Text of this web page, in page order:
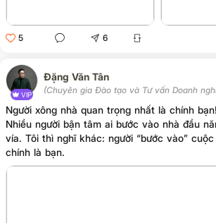
5 6
VIP
Đặng Văn Tân
(Chuyên gia Đào tạo và Tư vấn Doanh
Người xông nhà quan trọng nhất là chính bạn!
Nhiều người bận tâm ai bước vào nhà đầu
vía. Tôi thì nghĩ khác: người “bước vào”
chính là bạn.